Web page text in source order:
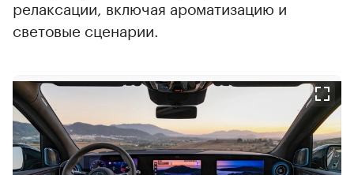
релаксации, включая ароматизацию и
световые сценарии.